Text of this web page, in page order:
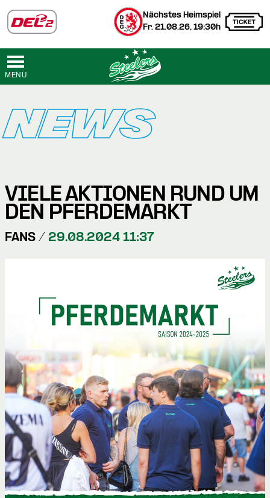
Nächstes Heimspiel
Fr. 21.08.26, 19:30h
MENÜ
NEWS
VIELE AKTIONEN RUND UM
DEN PFERDEMARKT
FANS / 29.08.2024 11:37